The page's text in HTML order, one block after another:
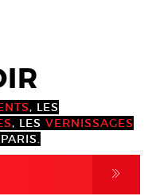
, LES
, LES VERNISSAGES
,